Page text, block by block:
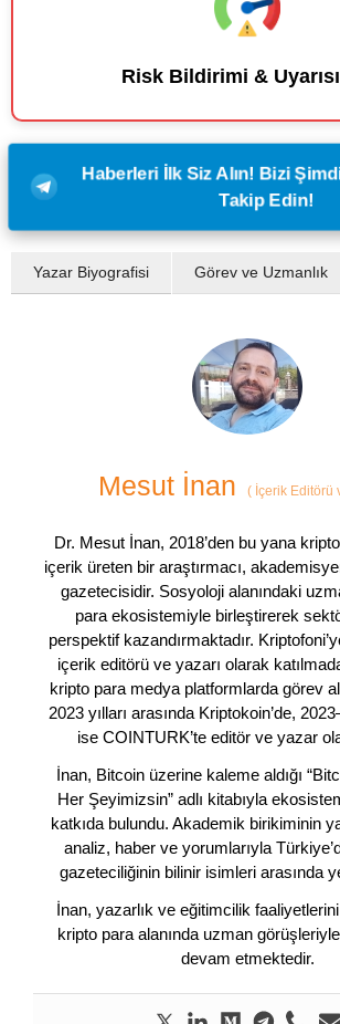
Risk Bildirimi & Uyarısı
Haberleri İlk Siz Alın! Bizi
Takip Edin!
Yazar Biyografisi Görev ve Uzmanlık
Mesut İnan ( İçerik Editörü
Dr. Mesut İnan, 2018’den bu yana
içerik üreten bir araştırmacı,
gazetecisidir. Sosyoloji alanındaki
para ekosistemiyle birleştirerek
perspektif kazandırmaktadır.
içerik editörü ve yazarı olarak
kripto para medya platformlarda görev
2023 yılları arasında Kriptokoin’de,
ise COINTURK’te editör ve yazar
İnan, Bitcoin üzerine kaleme aldığı
Her Şeyimizsin” adlı kitabıyla
katkıda bulundu. Akademik birikiminin
analiz, haber ve yorumlarıyla
gazeteciliğinin bilinir isimleri arasında
İnan, yazarlık ve eğitimcilik
kripto para alanında uzman
devam etmektedir.